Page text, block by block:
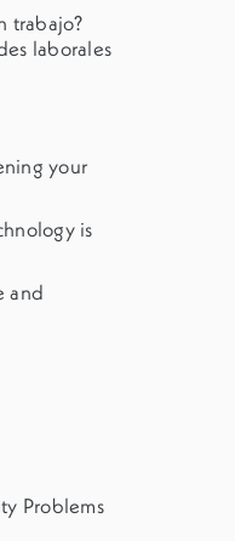
trabajo?
laborales
your
is
and
Problems